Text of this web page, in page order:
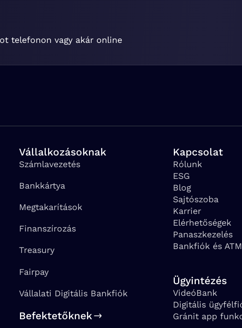
telefonon vagy akár online
Vállalkozásoknak
Számlavezetés
Bankkártya
Megtakarítások
Finanszírozás
Treasury
Fairpay
Vállalati Digitális Bankfiók
Befektetőknek
Kapcsolat
Rólunk
ESG
Blog
Sajtószoba
Karrier
Elérhetőségek
Panaszkezelés
Bankfiók és
Ügyintézés
VideóBank
Digitális
Gránit app